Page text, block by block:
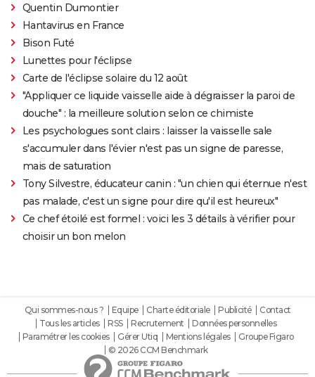
Quentin Dumontier
Hantavirus en France
Bison Futé
Lunettes pour l'éclipse
Carte de l'éclipse solaire du 12 août
"Appliquer ce liquide vaisselle aide à dégraisser la paroi de
douche" : la meilleure solution selon ce chimiste
Les psychologues sont clairs : laisser la vaisselle sale
s'accumuler dans l'évier n'est pas un signe de paresse,
mais de saturation
Tony Silvestre, éducateur canin : "un chien qui éternue n'est
pas malade, c'est un signe pour dire qu'il est heureux"
Ce chef étoilé est formel : voici les 3 détails à vérifier pour
choisir un bon melon
Qui sommes-nous ? Equipe Charte éditoriale Publicité
Contact
Tous les articles
RSS Recrutement
Données personnelles
Paramétrer les cookies
Gérer Utiq Mentions légales
Groupe Figaro
© 2026 CCM Benchmark